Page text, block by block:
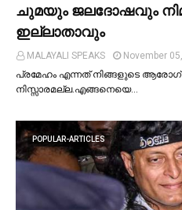
ചുമയും ജലദോഷവും
ഇല്ലാതാവും
MALAYALI SPEAKS
November
പ്രമേഹം എന്നത് നിങ്ങളുടെ
നിസ്സാരമല്ല.എങ്ങനെയെ…
POPULAR-ARTICLES